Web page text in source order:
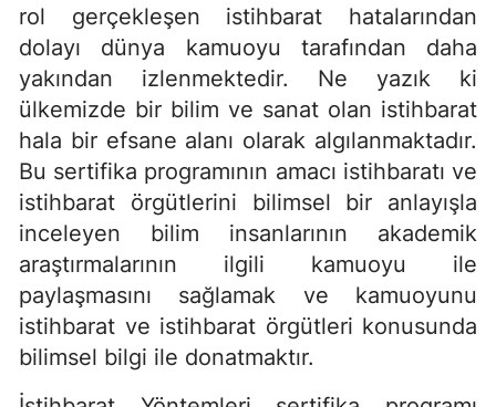
rol gerçekleşen istihbarat hatalarından
dolayı dünya kamuoyu tarafından daha
yakından izlenmektedir. Ne yazık ki
ülkemizde bir bilim ve sanat olan istihbarat
hala bir efsane alanı olarak algılanmaktadır.
Bu sertifika programının amacı istihbaratı ve
istihbarat örgütlerini bilimsel bir anlayışla
inceleyen bilim insanlarının akademik
araştırmalarının ilgili kamuoyu ile
paylaşmasını sağlamak ve kamuoyunu
istihbarat ve istihbarat örgütleri konusunda
bilimsel bilgi ile donatmaktır.